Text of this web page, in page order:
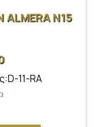
N15
11-RA